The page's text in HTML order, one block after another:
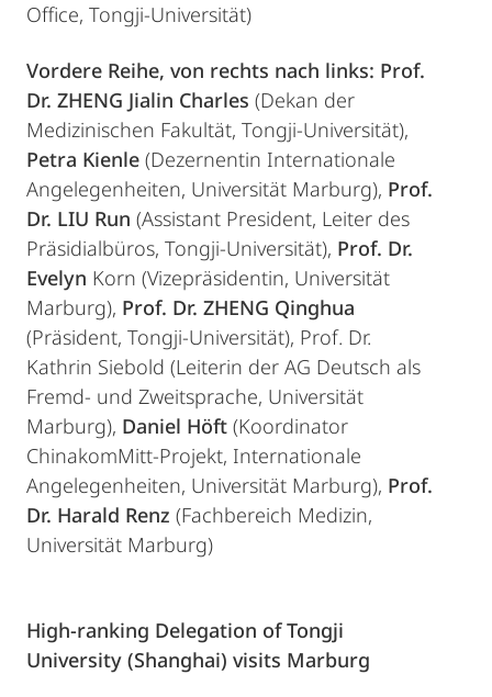
Office, Tongji-Universität)
Vordere Reihe, von rechts nach links: Prof.
Dr. ZHENG Jialin Charles (Dekan der
Medizinischen Fakultät, Tongji-Universität),
Petra Kienle (Dezernentin Internationale
Angelegenheiten, Universität Marburg), Prof.
Dr. LIU Run (Assistant President, Leiter des
Präsidialbüros, Tongji-Universität), Prof. Dr.
Evelyn Korn (Vizepräsidentin, Universität
Marburg), Prof. Dr. ZHENG Qinghua
(Präsident, Tongji-Universität), Prof. Dr.
Kathrin Siebold (Leiterin der AG Deutsch als
Fremd- und Zweitsprache, Universität
Marburg), Daniel Höft (Koordinator
ChinakomMitt-Projekt, Internationale
Angelegenheiten, Universität Marburg), Prof.
Dr. Harald Renz (Fachbereich Medizin,
Universität Marburg)
High-ranking Delegation of Tongji
University (Shanghai) visits Marburg